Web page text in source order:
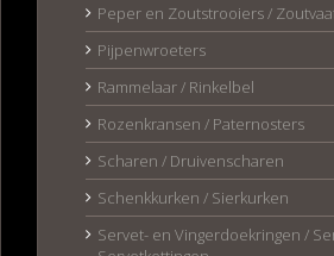
Peper en Zoutstrooiers /
Pijpenwroeters
Rammelaar / Rinkelbel
Rozenkransen / Paternosters
Scharen / Druivenscharen
Schenkkurken / Sierkurken
Servet- en Vingerdoekringen /